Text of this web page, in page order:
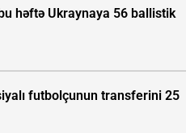
həftə Ukraynaya 56 ballistik
futbolçunun transferini 25